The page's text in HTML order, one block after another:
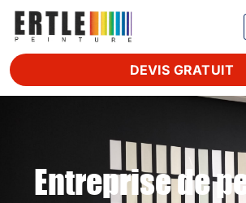
DEVIS GRATUIT
Entreprise de